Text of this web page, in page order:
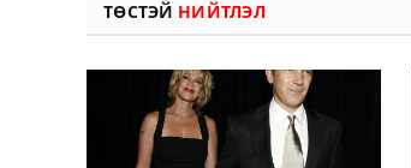
ТӨСТЭЙ НИЙТЛЭЛ